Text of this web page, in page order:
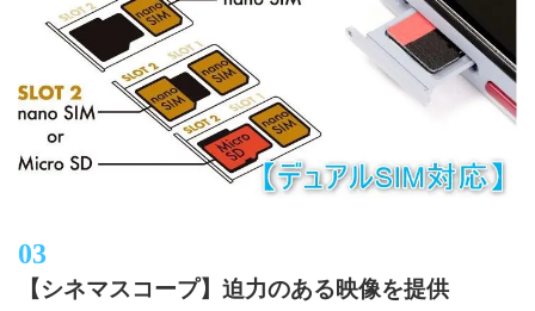
【シネマスコープ】迫力のある映像を提供